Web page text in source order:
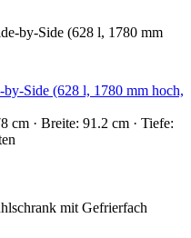
Side (628 l, 1780 mm hoch,
cm · Breite: 91.2 cm · Tiefe: